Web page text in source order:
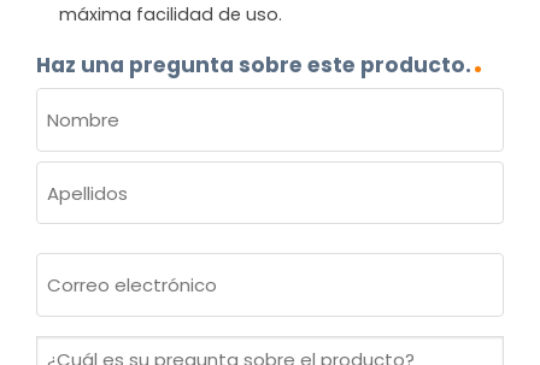
máxima facilidad de uso.
Haz una pregunta sobre este producto.
(OBLIGATORIO)
Nombre
electrónico
¿Cuál